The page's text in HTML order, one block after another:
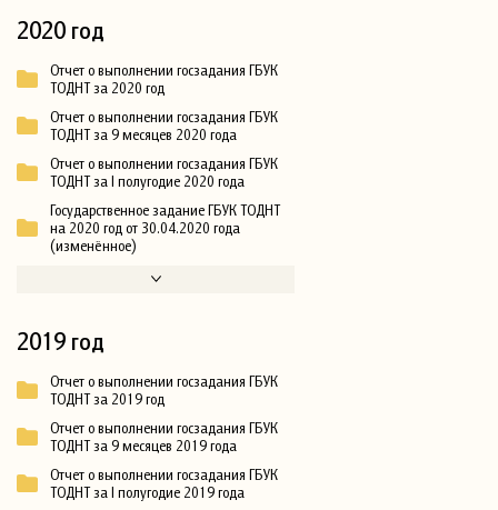
2020 год
Отчет о выполнении госзадания ГБУК
ТОДНТ за 2020 год
Отчет о выполнении госзадания ГБУК
ТОДНТ за 9 месяцев 2020 года
Отчет о выполнении госзадания ГБУК
ТОДНТ за I полугодие 2020 года
Государственное задание ГБУК ТОДНТ
на 2020 год от 30.04.2020 года
(изменённое)
2019 год
Отчет о выполнении госзадания ГБУК
ТОДНТ за 2019 год
Отчет о выполнении госзадания ГБУК
ТОДНТ за 9 месяцев 2019 года
Отчет о выполнении госзадания ГБУК
ТОДНТ за I полугодие 2019 года